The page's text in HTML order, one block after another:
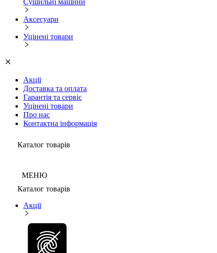
Сушильні машини
Аксесуари
Уцінені товари
Акції
Доставка та оплата
Гарантія та сервіс
Уцінені товари
Про нас
Контактна інформація
Каталог товарів
МЕНЮ
Каталог товарів
Акції